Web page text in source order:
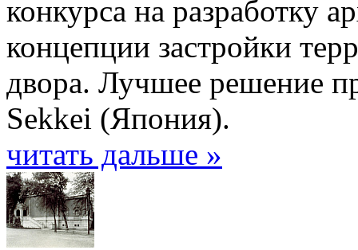
конкурса на разработку
концепции застройки
двора. Лучшее решение
Sekkei (Япония).
читать дальше »